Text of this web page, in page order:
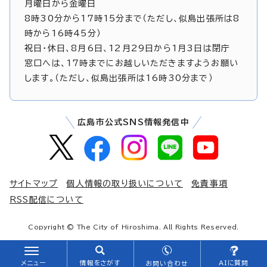
メニュー 情報をさがす お問い合わせ AIに質問
月曜日から金曜日
8時30分から17時15分まで（ただし、似島出張所は8
時から16時45分）
祝日・休日、8月6日、12月29日から1月3日は閉庁
窓口へは、17時までにお越しいただきますようお願い
します。（ただし、似島出張所は16時30分まで）
広島市公式SNS情報発信中
サイトマップ 個人情報の取り扱いについて
免責事項
RSS配信について
Copyright © The City of Hiroshima. All Rights Reserved.